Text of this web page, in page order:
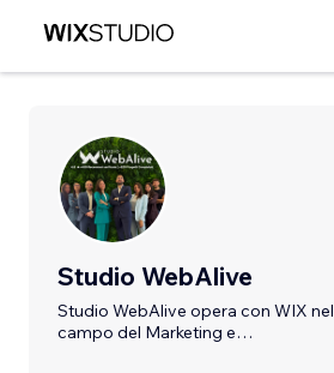
Studio WebAlive
Studio WebAlive opera con WIX nel
campo del Marketing e